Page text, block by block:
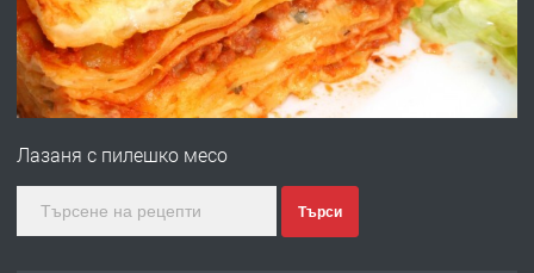
преди 1 година
ПРЕДЛАГА
Първи поход "По стъпките на Ангел
Лазаня с пилешко месо
Търси